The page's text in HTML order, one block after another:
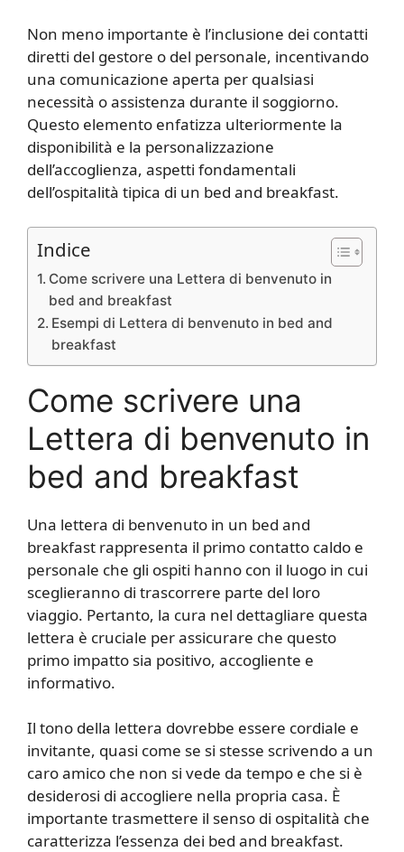
Non meno importante è l’inclusione dei contatti
diretti del gestore o del personale, incentivando
una comunicazione aperta per qualsiasi
necessità o assistenza durante il soggiorno.
Questo elemento enfatizza ulteriormente la
disponibilità e la personalizzazione
dell’accoglienza, aspetti fondamentali
dell’ospitalità tipica di un bed and breakfast.
Indice
Come scrivere una Lettera di benvenuto in
bed and breakfast
Esempi di Lettera di benvenuto in bed and
breakfast
Come scrivere una
Lettera di benvenuto in
bed and breakfast
Una lettera di benvenuto in un bed and
breakfast rappresenta il primo contatto caldo e
personale che gli ospiti hanno con il luogo in cui
sceglieranno di trascorrere parte del loro
viaggio. Pertanto, la cura nel dettagliare questa
lettera è cruciale per assicurare che questo
primo impatto sia positivo, accogliente e
informativo.
Il tono della lettera dovrebbe essere cordiale e
invitante, quasi come se si stesse scrivendo a un
caro amico che non si vede da tempo e che si è
desiderosi di accogliere nella propria casa. È
importante trasmettere il senso di ospitalità che
caratterizza l’essenza dei bed and breakfast.